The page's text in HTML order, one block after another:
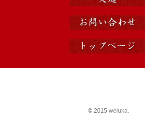
© 2015 weluka.